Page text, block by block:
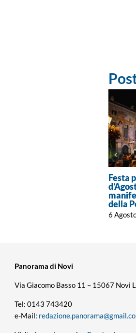
Festa
della
6
Panorama di Novi
Via Giacomo Basso 11 – 15067 Novi
Tel: 0143 743420
e-Mail: